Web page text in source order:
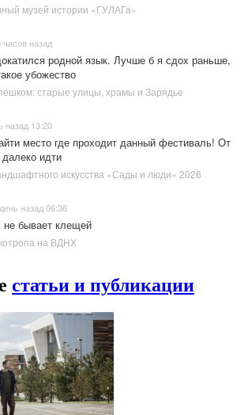
музей истории «ГУЛАГа»
часов назад
родной язык. Лучше б я сдох раньше,
убожество
старые улицы, храмы и Зарядье
назад 13:20
место где проходит данный фестиваль! От
идти
искусства «Сады и люди» 2026
день назад 06:36
не бывает клещей
на ВДНХ
статьи и публикации